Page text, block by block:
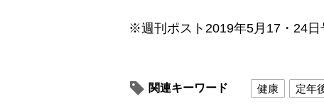
※週刊ポスト2019年5月17・24日
関連キーワード 健康 定年